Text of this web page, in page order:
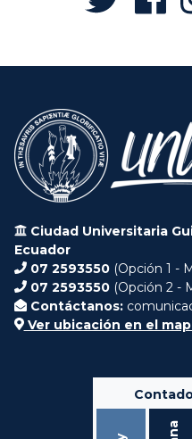
Ciudad Universitaria
Ecuador
07 2593550 (Opción 1 -
07 2593550 (Opción 2 -
Contáctanos:
Ver ubicación en el